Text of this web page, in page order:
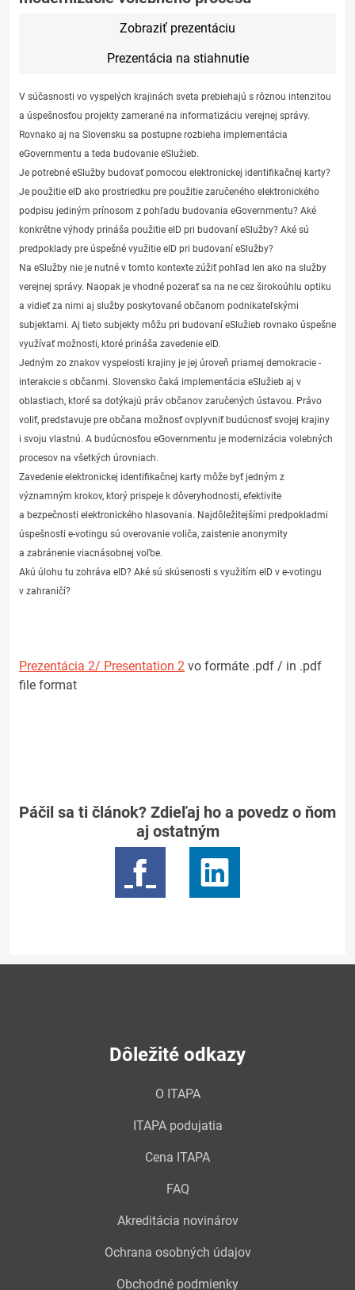
Zobraziť prezentáciu
Prezentácia na stiahnutie
V súčasnosti vo vyspelých krajinách sveta prebiehajú s rôznou intenzitou
a úspešnosťou projekty zamerané na informatizáciu verejnej správy.
Rovnako aj na Slovensku sa postupne rozbieha implementácia
eGovernmentu a teda budovanie eSlužieb.
Je potrebné eSlužby budovať pomocou elektronickej identifikačnej karty?
Je použitie eID ako prostriedku pre použitie zaručeného elektronického
podpisu jediným prínosom z pohľadu budovania eGovernmentu? Aké
konkrétne výhody prináša použitie eID pri budovaní eSlužby? Aké sú
predpoklady pre úspešné využitie eID pri budovaní eSlužby?
Na eSlužby nie je nutné v tomto kontexte zúžiť pohľad len ako na služby
verejnej správy. Naopak je vhodné pozerať sa na ne cez širokoúhlu optiku
a vidieť za nimi aj služby poskytované občanom podnikateľskými
subjektami. Aj tieto subjekty môžu pri budovaní eSlužieb rovnako úspešne
využívať možnosti, ktoré prináša zavedenie eID.
Jedným zo znakov vyspelosti krajiny je jej úroveň priamej demokracie -
interakcie s občanmi. Slovensko čaká implementácia eSlužieb aj v
oblastiach, ktoré sa dotýkajú práv občanov zaručených ústavou. Právo
voliť, predstavuje pre občana možnosť ovplyvniť budúcnosť svojej krajiny
i svoju vlastnú. A budúcnosťou eGovernmentu je modernizácia volebných
procesov na všetkých úrovniach.
Zavedenie elektronickej identifikačnej karty môže byť jedným z
významným krokov, ktorý prispeje k dôveryhodnosti, efektivite
a bezpečnosti elektronického hlasovania. Najdôležitejšími predpokladmi
úspešnosti e-votingu sú overovanie voliča, zaistenie anonymity
a zabránenie viacnásobnej voľbe.
Akú úlohu tu zohráva eID? Aké sú skúsenosti s využitím eID v e-votingu
v zahraničí?
Prezentácia 2/ Presentation 2 vo formáte .pdf / in .pdf
file format
Páčil sa ti článok? Zdieľaj ho a povedz o ňom
aj ostatným
Dôležité odkazy
O ITAPA
ITAPA podujatia
Cena ITAPA
FAQ
Akreditácia novinárov
Ochrana osobných údajov
Obchodné podmienky